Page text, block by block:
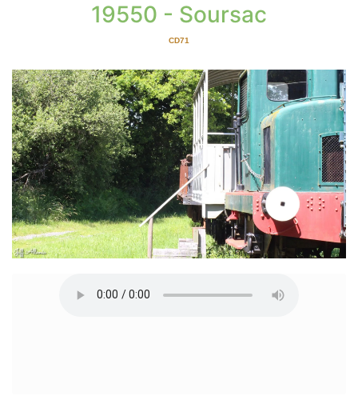
19550 - Soursac
CD71